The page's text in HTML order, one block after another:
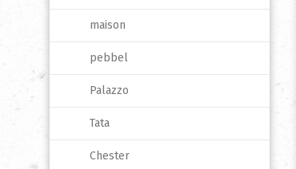
maison
pebbel
Palazzo
Tata
Chester